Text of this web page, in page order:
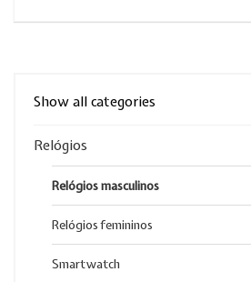
Show all categories
Relógios
Relógios masculinos
Relógios femininos
Smartwatch